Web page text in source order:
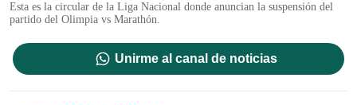
Esta es la circular de la Liga Nacional donde anuncian la suspensión del
partido del Olimpia vs Marathón.
Unirme al canal de noticias